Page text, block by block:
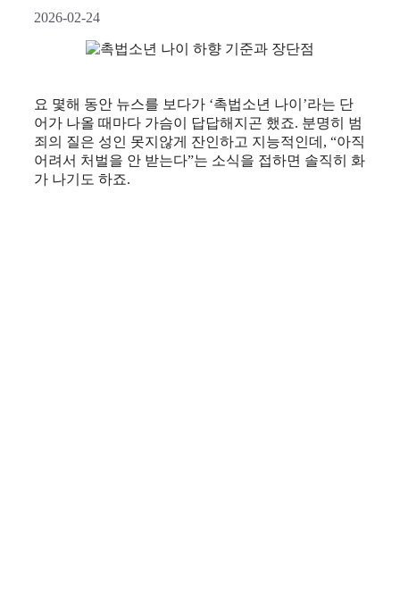
2026-02-24
요 몇해 동안 뉴스를 보다가 ‘촉법소년 나이’라는 단
어가 나올 때마다 가슴이 답답해지곤 했죠. 분명히 범
죄의 질은 성인 못지않게 잔인하고 지능적인데, “아직
어려서 처벌을 안 받는다”는 소식을 접하면 솔직히 화
가 나기도 하죠.